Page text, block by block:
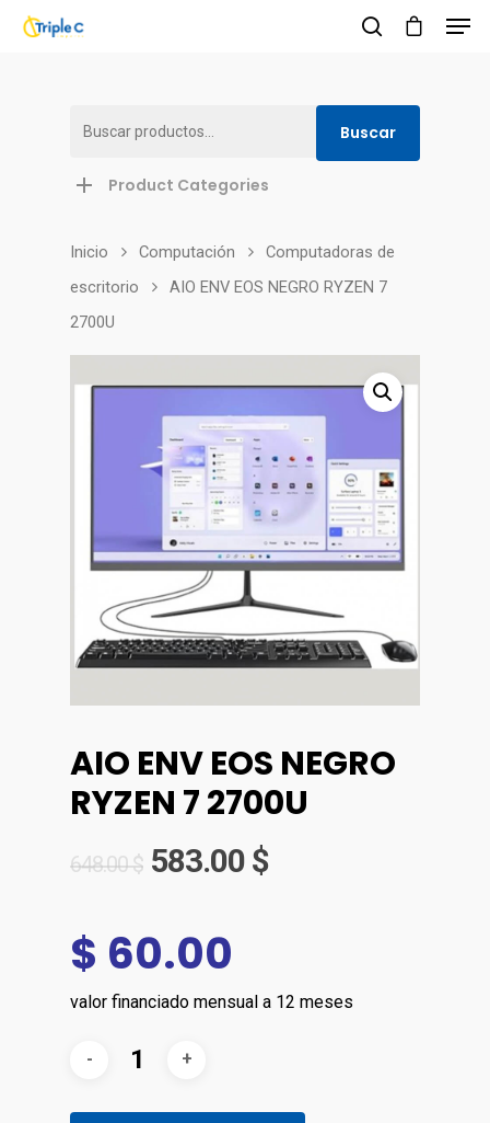
Hit enter to search or ESC to close
Buscar
Buscar
Product Categories
Inicio Computación
Сomputadoras de
escritorio
AIO ENV EOS NEGRO RYZEN 7
2700U
AIO ENV EOS NEGRO
RYZEN 7 2700U
648.00$ 583.00 $
$ 60.00
valor financiado mensual a 12 meses